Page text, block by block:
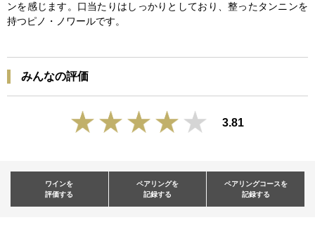
ンを感じます。口当たりはしっかりとしており、整ったタンニンを
持つピノ・ノワールです。
みんなの評価
3.81
ワインを
評価する
ペアリングを
記録する
ペアリングコースを
記録する